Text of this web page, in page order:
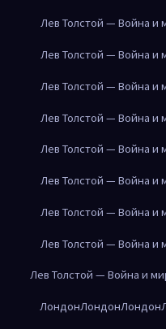
Лев Толстой — Война и
Лев Толстой — Война и
Лев Толстой — Война и
Лев Толстой — Война и
Лев Толстой — Война и
Лев Толстой — Война и
Лев Толстой — Война и
Лев Толстой — Война и
Лев Толстой — Война и
ЛондонЛондонЛондон